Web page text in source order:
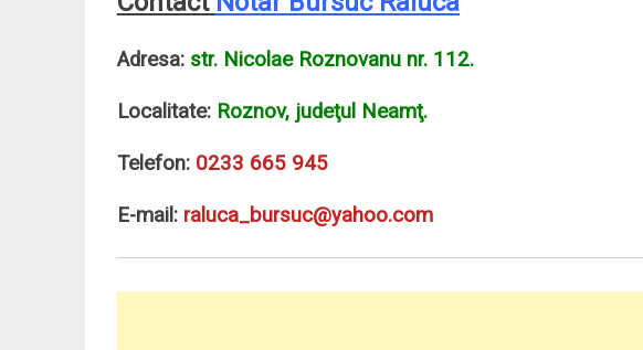
Adresa: str. Nicolae Roznovanu nr. 112.
Localitate: Roznov, judeţul Neamţ.
Telefon: 0233 665 945
E-mail: raluca_bursuc@yahoo.com